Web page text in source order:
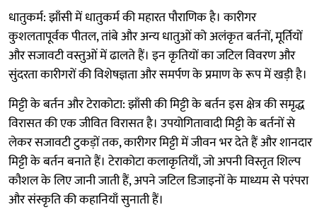
धातुकर्म: झाँसी में धातुकर्म की महारत पौराणिक है। कारीगर
कुशलतापूर्वक पीतल, तांबे और अन्य धातुओं को अलंकृत बर्तनों, मूर्तियों
और सजावटी वस्तुओं में ढालते हैं। इन कृतियों का जटिल विवरण और
सुंदरता कारीगरों की विशेषज्ञता और समर्पण के प्रमाण के रूप में खड़ी है।
मिट्टी के बर्तन और टेराकोटा: झाँसी की मिट्टी के बर्तन इस क्षेत्र की समृद्ध
विरासत की एक जीवित विरासत है। उपयोगितावादी मिट्टी के बर्तनों से
लेकर सजावटी टुकड़ों तक, कारीगर मिट्टी में जीवन भर देते हैं और शानदार
मिट्टी के बर्तन बनाते हैं। टेराकोटा कलाकृतियाँ, जो अपनी विस्तृत शिल्प
कौशल के लिए जानी जाती हैं, अपने जटिल डिजाइनों के माध्यम से परंपरा
और संस्कृति की कहानियाँ सुनाती हैं।